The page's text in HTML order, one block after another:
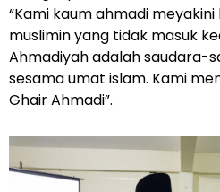
“Kami kaum ahmadi
muslimin yang tidak masuk
Ahmadiyah adalah saudara-
sesama umat islam. Kami
Ghair Ahmadi”.